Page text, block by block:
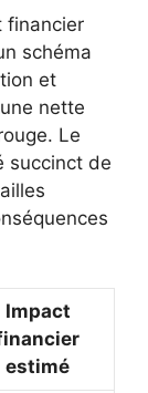
financier
schéma
et
nette
Le
succinct de
Impact
estimé